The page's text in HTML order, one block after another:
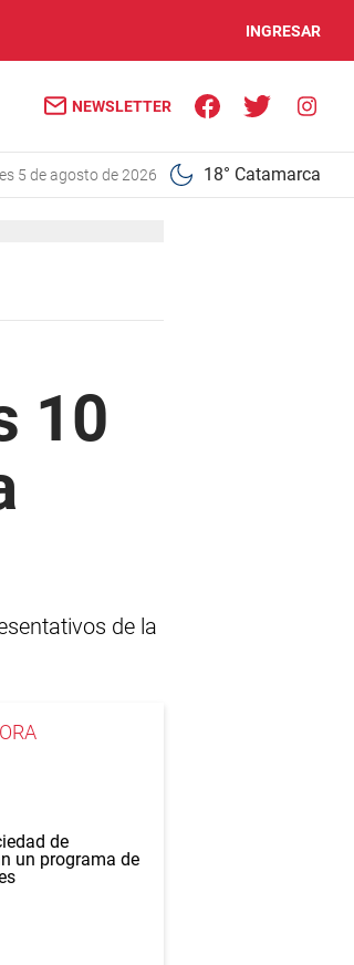
INGRESAR
NEWSLETTER
5 de agosto de 2026 18° Catamarca
10
de la